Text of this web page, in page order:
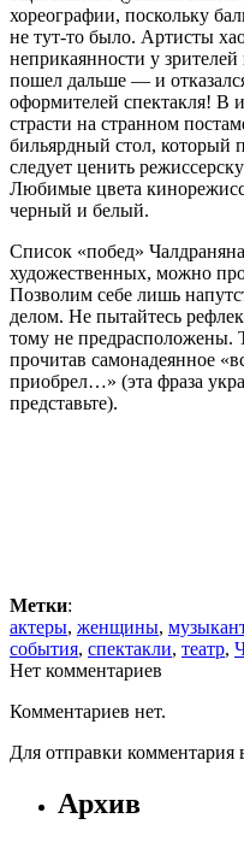
хореографии, поскольку
не тут-то было. Артисты
неприкаянности у
пошел дальше — и
оформителей спектакля! В
страсти на странном
бильярдный стол, который
следует ценить
Любимые цвета
черный и белый.
Список «побед»
художественных, можно
Позволим себе лишь
делом. Не пытайтесь
тому не предрасположены.
прочитав самонадеянное
приобрел…» (эта фраза
представьте).
Метки:
актеры, женщины,
события, спектакли, театр,
Нет комментариев
Комментариев нет.
Для отправки
Архив